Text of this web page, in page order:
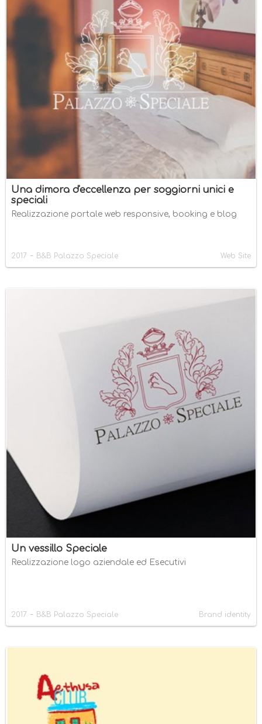
Una dimora d'eccellenza per soggiorni unici e
speciali
Realizzazione portale web responsive, booking e blog
2017 - B&B Palazzo Speciale Web Site
Un vessillo Speciale
Realizzazione logo aziendale ed Esecutivi
2017 - B&B Palazzo Speciale Brand identity